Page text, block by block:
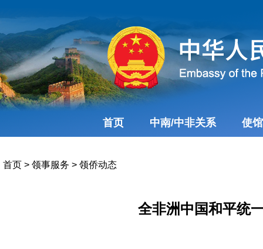
首页 中南/中非关系 使
首页 > 领事服务 > 领侨动态
全非洲中国和平统